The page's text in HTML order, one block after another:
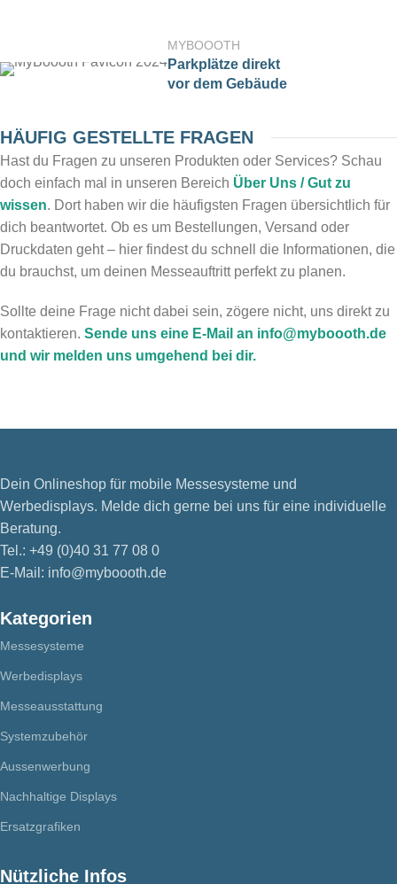
MYBOOOTH
Parkplätze direkt
vor dem Gebäude
HÄUFIG GESTELLTE FRAGEN
Hast du Fragen zu unseren Produkten oder Services? Schau
doch einfach mal in unseren Bereich Über Uns / Gut zu
wissen. Dort haben wir die häufigsten Fragen übersichtlich für
dich beantwortet. Ob es um Bestellungen, Versand oder
Druckdaten geht – hier findest du schnell die Informationen, die
du brauchst, um deinen Messeauftritt perfekt zu planen.
Sollte deine Frage nicht dabei sein, zögere nicht, uns direkt zu
kontaktieren. Sende uns eine E-Mail an info@myboooth.de
und wir melden uns umgehend bei dir.
Dein Onlineshop für mobile Messesysteme und
Werbedisplays. Melde dich gerne bei uns für eine individuelle
Beratung.
Tel.: +49 (0)40 31 77 08 0
E-Mail: info@myboooth.de
Kategorien
Messesysteme
Werbedisplays
Messeausstattung
Systemzubehör
Aussenwerbung
Nachhaltige Displays
Ersatzgrafiken
Nützliche Infos